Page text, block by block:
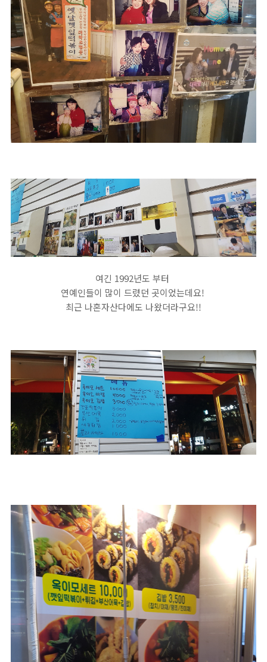
여긴 1992년도 부터
연예인들이 많이 드렸던 곳이었는데요!
최근 나혼자산다에도 나왔더라구요!!